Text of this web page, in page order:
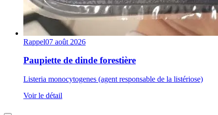
Rappel07 août 2026
Paupiette de dinde forestière
Listeria monocytogenes (agent responsable de la listériose)
Voir le détail